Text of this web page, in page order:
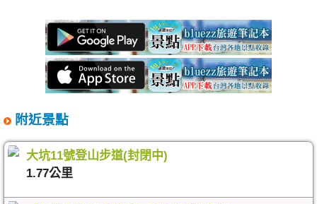
附近景點
大坑11號登山步道(封閉中)
1.77公里